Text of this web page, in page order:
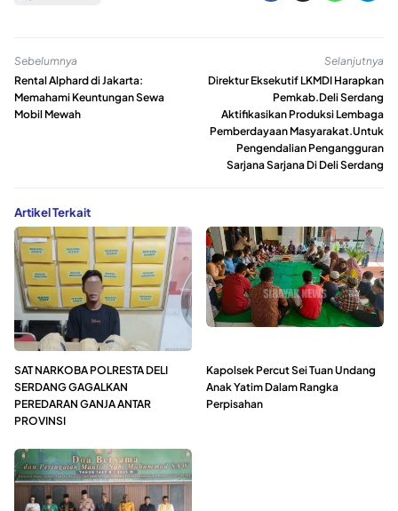
Sebelumnya
Rental Alphard di Jakarta:
Memahami Keuntungan Sewa
Mobil Mewah
Selanjutnya
Direktur Eksekutif LKMDI Harapkan
Pemkab.Deli Serdang
Aktifikasikan Produksi Lembaga
Pemberdayaan Masyarakat.Untuk
Pengendalian Pengangguran
Sarjana Sarjana Di Deli Serdang
Artikel Terkait
SAT NARKOBA POLRESTA DELI
SERDANG GAGALKAN
PEREDARAN GANJA ANTAR
PROVINSI
Kapolsek Percut Sei Tuan Undang
Anak Yatim Dalam Rangka
Perpisahan